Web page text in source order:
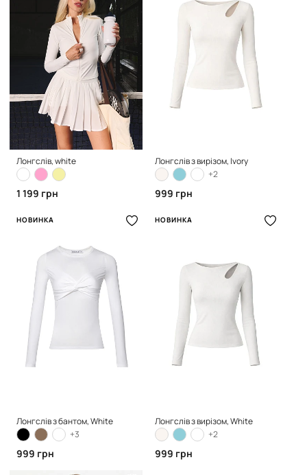
Лонгслів, white
1 199 грн
Лонгслів з вирізом, Ivory
+2
999 грн
НОВИНКА
Лонгслів з бантом, White
+3
999 грн
НОВИНКА
Лонгслів з вирізом, White
+2
999 грн